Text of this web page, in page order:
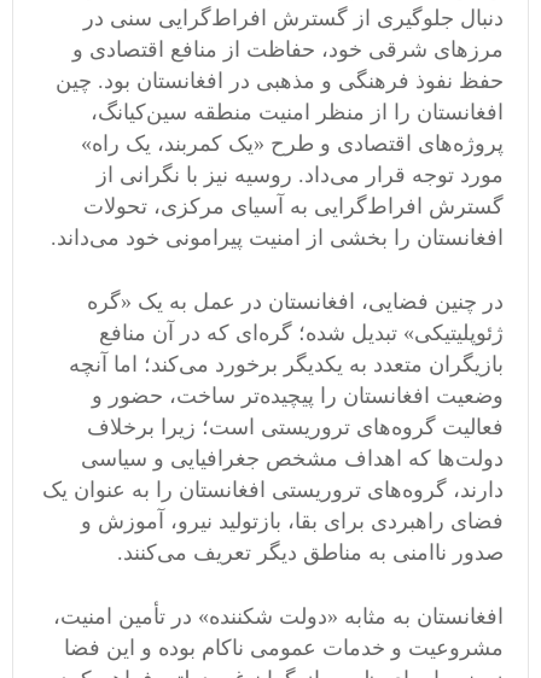
دنبال جلوگیری از گسترش افراط‌گرایی سنی در
مرزهای شرقی خود، حفاظت از منافع اقتصادی و
حفظ نفوذ فرهنگی و مذهبی در افغانستان بود. چین
افغانستان را از منظر امنیت منطقه سین‌کیانگ،
پروژه‌های اقتصادی و طرح «یک کمربند، یک راه»
مورد توجه قرار می‌داد. روسیه نیز با نگرانی از
گسترش افراط‌گرایی به آسیای مرکزی، تحولات
افغانستان را بخشی از امنیت پیرامونی خود می‌داند.
در چنین فضایی، افغانستان در عمل به یک «گره
ژئوپلیتیکی» تبدیل شده؛ گره‌ای که در آن منافع
بازیگران متعدد به یکدیگر برخورد می‌کند؛ اما آنچه
وضعیت افغانستان را پیچیده‌تر ساخت، حضور و
فعالیت گروه‌های تروریستی است؛ زیرا برخلاف
دولت‌ها که اهداف مشخص جغرافیایی و سیاسی
دارند، گروه‌های تروریستی افغانستان را به عنوان یک
فضای راهبردی برای بقا، بازتولید نیرو، آموزش و
صدور ناامنی به مناطق دیگر تعریف می‌کنند.
افغانستان به مثابه «دولت شکننده» در تأمین امنیت،
مشروعیت و خدمات عمومی ناکام بوده و این فضا